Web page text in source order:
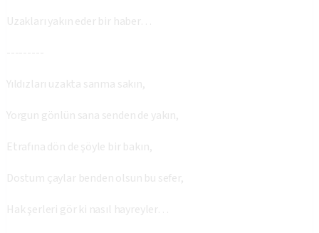
Uzakları yakın eder bir haber…
Yıldızları uzakta sanma sakın,
Yorgun gönlün sana senden de yakın,
Etrafına dön de şöyle bir bakın,
Dostum çaylar benden olsun bu sefer,
Hak şerleri gör ki nasıl hayreyler…